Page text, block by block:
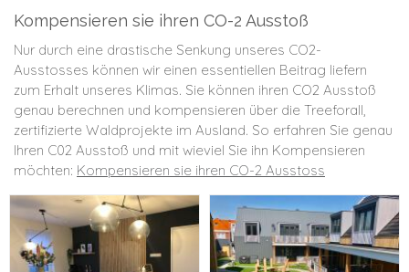
Kompensieren sie ihren CO-2 Ausstoß
Nur durch eine drastische Senkung unseres CO2-
Ausstosses können wir einen essentiellen Beitrag liefern
zum Erhalt unseres Klimas. Sie können ihren CO2 Ausstoß
genau berechnen und kompensieren über die Treeforall,
zertifizierte Waldprojekte im Ausland. So erfahren Sie genau
Ihren C02 Ausstoß und mit wieviel Sie ihn Kompensieren
möchten: Kompensieren sie ihren CO-2 Ausstoss